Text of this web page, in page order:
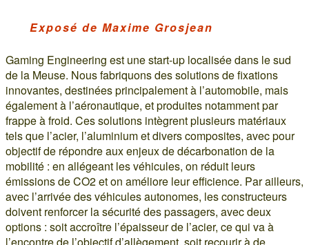
Exposé de Maxime Grosjean
Gaming Engineering est une start-up localisée dans le sud
de la Meuse. Nous fabriquons des solutions de fixations
innovantes, destinées principalement à l’automobile, mais
également à l’aéronautique, et produites notamment par
frappe à froid. Ces solutions intègrent plusieurs matériaux
tels que l’acier, l’aluminium et divers composites, avec pour
objectif de répondre aux enjeux de décarbonation de la
mobilité : en allégeant les véhicules, on réduit leurs
émissions de CO2 et on améliore leur efficience. Par ailleurs,
avec l’arrivée des véhicules autonomes, les constructeurs
doivent renforcer la sécurité des passagers, avec deux
options : soit accroître l’épaisseur de l’acier, ce qui va à